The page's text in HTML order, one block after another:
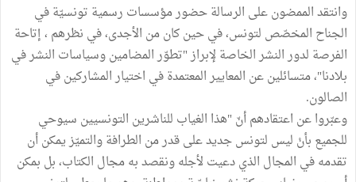
وانتقد الممضون على الرسالة حضور مؤسسات رسمية تونسيّة في
الجناح المخصّص لتونس، في حين كان من الأجدى، في نظرهم ، إتاحة
الفرصة لدور النشر الخاصة لإبراز "تطوّر المضامين وسياسات النشر في
بلادنا"، متسائلين عن المعايير المعتمدة في اختيار المشاركين في
الصالون.
وعبّروا عن اعتقادهم أنّ "هذا الغياب للناشرين التونسيين سيوحي
للجميع بأنْ ليس لتونس جديد على قدر من الطرافة والتميّز يمكن أن
تقدمه في المجال الذي دعيت لأجله ونقصد به مجال الكتاب، بل بمكن